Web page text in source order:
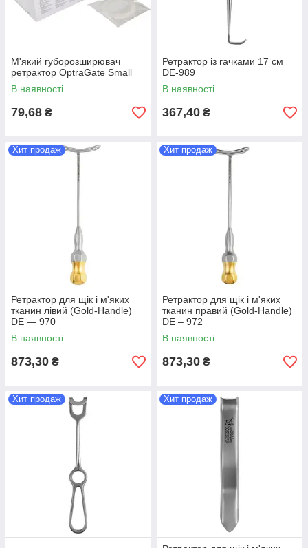
М'який губорозширювач
ретрактор OptraGate Small
В наявності
79,68 ₴
Ретрактор із гачками 17 см
DE-989
В наявності
367,40 ₴
Хит продаж
Ретрактор для щік і м'яких
тканин лівий (Gold-Handle)
DE — 970
В наявності
873,30 ₴
Хит продаж
Ретрактор для щік і м'яких
тканин правий (Gold-Handle)
DE – 972
В наявності
873,30 ₴
Хит продаж Хит продаж